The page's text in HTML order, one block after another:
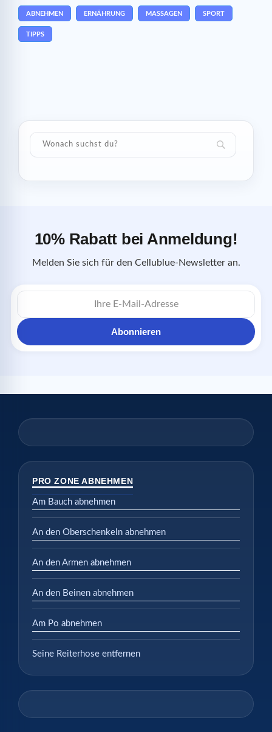
ABNEHMEN ERNÄHRUNG MASSAGEN SPORT
TIPPS
10% Rabatt bei Anmeldung!
Melden Sie sich für den Cellublue-Newsletter an.
E-
Mail-
Abonnieren
PRO ZONE ABNEHMEN
Am Bauch abnehmen
An den Oberschenkeln abnehmen
An den Armen abnehmen
An den Beinen abnehmen
Am Po abnehmen
Seine Reiterhose entfernen